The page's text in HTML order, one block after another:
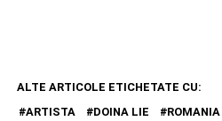
ALTE ARTICOLE ETICHETATE CU:
ARTISTA
DOINA LIE ROMANIA